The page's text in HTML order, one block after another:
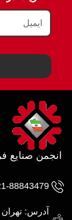
انجمن صنایع
88843479